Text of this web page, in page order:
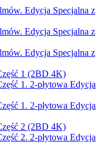
Edycja Specjalna z
Edycja Specjalna z
Edycja Specjalna z
1 (2BD 4K)
1. 2-płytowa Edycja
1. 2-płytowa Edycja
2 (2BD 4K)
2. 2-płytowa Edycja